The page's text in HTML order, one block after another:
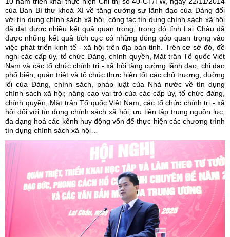
của Ban Bí thư khoá XI về tăng cường sự lãnh đạo của Đảng đối
với tín dụng chính sách xã hội, công tác tín dụng chính sách xã hội
đã đạt được nhiều kết quả quan trọng; trong đó tỉnh Lai Châu đã
được những kết quả tích cực có những đóng góp quan trọng vào
việc phát triển kinh tế - xã hội trên địa bàn tỉnh. Trên cơ sở đó, đề
nghị các cấp ủy, tổ chức Đảng, chính quyền, Mặt trận Tổ quốc Việt
Nam và các tổ chức chính trị - xã hội tăng cường lãnh đạo, chỉ đạo
phổ biến, quán triệt và tổ chức thực hiện tốt các chủ trương, đường
lối của Đảng, chính sách, pháp luật của Nhà nước về tín dụng
chính sách xã hội; nâng cao vai trò của các cấp ủy, tổ chức đảng,
chính quyền, Mặt trận Tổ quốc Việt Nam, các tổ chức chính trị - xã
hội đối với tín dụng chính sách xã hội; ưu tiên tập trung nguồn lực,
đa dạng hoá các kênh huy động vốn để thực hiện các chương trình
tín dụng chính sách xã hội…